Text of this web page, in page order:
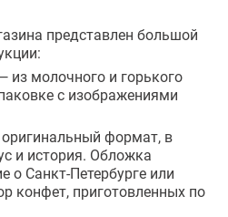
представлен большой
из молочного и горького
с изображениями
формат, в
и история. Обложка
о Санкт-Петербурге или
конфет, приготовленных по